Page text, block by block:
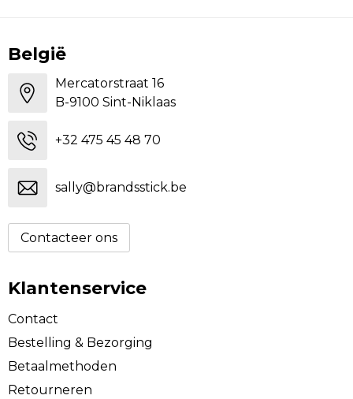
België
Mercatorstraat 16
B-9100 Sint-Niklaas
+32 475 45 48 70
sally@brandsstick.be
Contacteer ons
Klantenservice
Contact
Bestelling & Bezorging
Betaalmethoden
Retourneren